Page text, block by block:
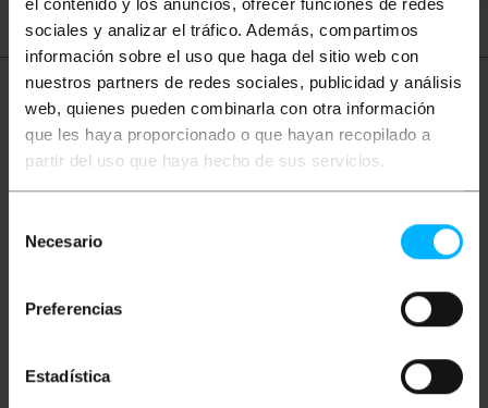
sociales y analizar el tráfico. Además, compartimos
información sobre el uso que haga del sitio web con
nuestros partners de redes sociales, publicidad y análisis
web, quienes pueden combinarla con otra información
que les haya proporcionado o que hayan recopilado a
partir del uso que haya hecho de sus servicios.
Necesario
Preferencias
Estadística
Meer informatie
Beschrijving
Voedingskabel op basis van twee DC-connectoren.
binnendiameter). Van het mannelijk geslacht aan de
ene kant en mannelijk aan de andere kant. Lengte: 12